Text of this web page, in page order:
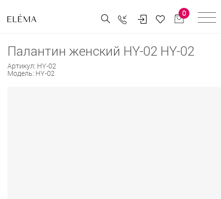
0
Палантин женский HY-02 HY-02
Артикул: HY-02
Модель: HY-02